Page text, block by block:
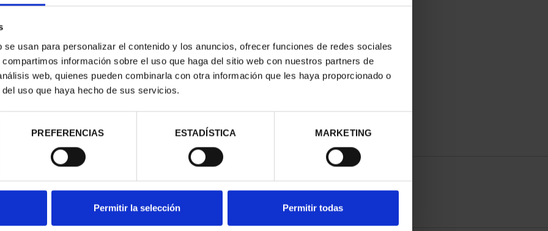
usan para personalizar el contenido y los anuncios, ofrecer funciones de redes sociales
información sobre el uso que haga del sitio web con nuestros partners de
web, quienes pueden combinarla con otra información que les haya proporcionado o
uso que haya hecho de sus servicios.
PREFERENCIAS ESTADÍSTICA MARKETING
Permitir la selección Permitir todas
II -
€
CIUDADES PATRIMONIO III -
TOLEDO
73,00 €